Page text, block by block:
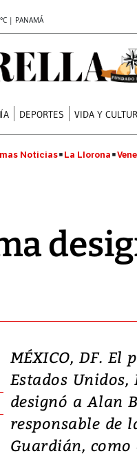
| PANAMÁ
DEPORTES VIDA Y
Noticias La Llorona
MÉXICO, DF. El
Estados Unidos,
designó a Alan
responsable de
Guardián, como
Video:
en
tierras